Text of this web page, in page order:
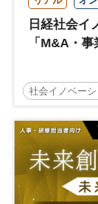
日経社会イ
「M&A・
社会イノベー
事業承継 中
日経社会イノ